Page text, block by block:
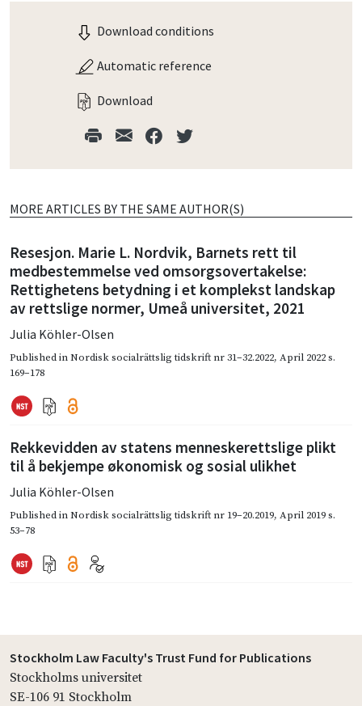
Download conditions
Automatic reference
Download
MORE ARTICLES BY THE SAME AUTHOR(S)
Resesjon. Marie L. Nordvik, Barnets rett til
medbestemmelse ved omsorgsovertakelse:
Rettighetens betydning i et komplekst landskap
av rettslige normer, Umeå universitet, 2021
Julia Köhler-Olsen
Published inNordisk socialrättslig tidskrift nr 31–32.2022, April 2022s.
169–178
Rekkevidden av statens menneske­rettslige plikt
til å bekjempe økonomisk og sosial ulikhet
Julia Köhler-Olsen
Published inNordisk socialrättslig tidskrift nr 19–20.2019, April 2019s.
53–78
Stockholm Law Faculty's Trust Fund for Publications
Stockholms universitet
SE-106 91 Stockholm